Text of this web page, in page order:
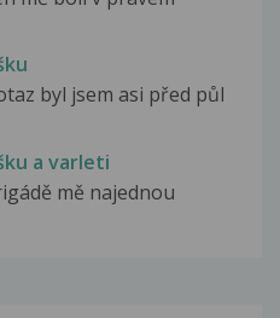
byl jsem asi před půl
a varleti
mě najednou